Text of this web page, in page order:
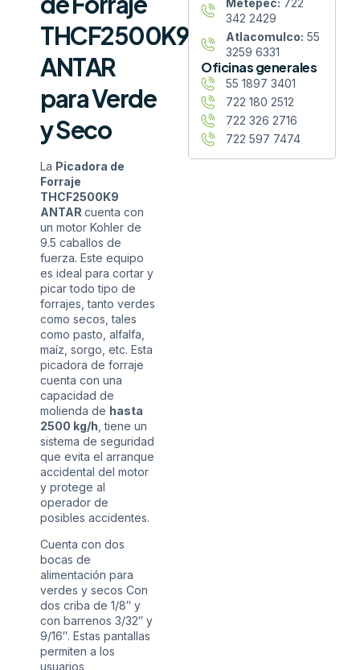
THCF2500K9
ANTAR
para Verde
y Seco
La Picadora de
Forraje
THCF2500K9
ANTAR cuenta con
un motor Kohler de
9.5 caballos de
fuerza. Este equipo
es ideal para cortar y
picar todo tipo de
forrajes, tanto verdes
como secos, tales
como pasto, alfalfa,
maíz, sorgo, etc. Esta
picadora de forraje
cuenta con una
capacidad de
molienda de hasta
2500 kg/h , tiene un
sistema de seguridad
que evita el arranque
accidental del motor
y protege al
operador de
posibles accidentes.
Cuenta con dos
bocas de
alimentación para
verdes y secos Con
dos criba de 1/8″ y
con barrenos 3/32″ y
9/16″. Estas pantallas
permiten a los
usuarios
Metepec: 722
342 2429
Atlacomulco: 55
3259 6331
Oficinas generales
55 1897 3401
722 180 2512
722 326 2716
722 597 7474